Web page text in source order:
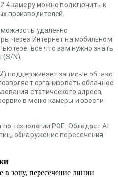
камеру можно подключить к
производителей.
удаленно
через Интернет на мобильном
все что вам нужно знать
N).
поддерживает запись в облако
организовать облачное
статического адреса,
в меню камеры и ввести
технологии POE. Обладает AI
обнаружение пересечения
в зону, пересечение линии